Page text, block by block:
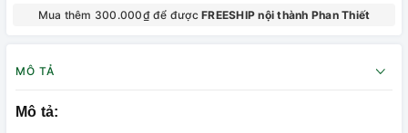
Mua thêm 300.000₫ để đượcFREESHIP nội thành Phan Thiết
MÔ TẢ
Mô tả: